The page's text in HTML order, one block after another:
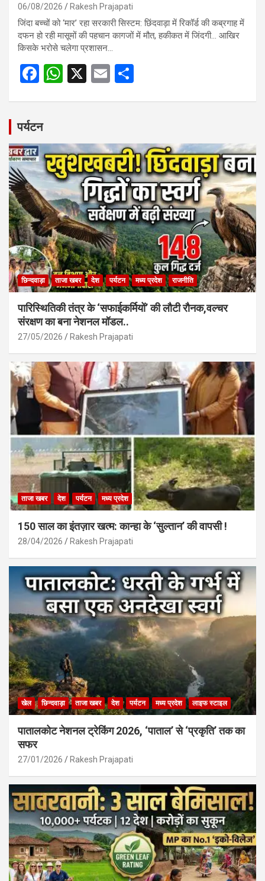
06/08/2026 Rakesh Prajapati
जिंदा बच्चों को ‘मार’ रहा सरकारी सिस्टम: छिंदवाड़ा में रिकॉर्ड की कब्रगाह में
दफन हो रही मासूमों की पहचान कागजों में मौत, हकीकत में जिंदगी… आखिर
किसके भरोसे चलेगा प्रशासन…
F
b
o
o
k
W
A
p
p
X
E
पर्यटन
छिन्दवाड़ा ताजा खबर देश पर्यटन मध्य प्रदेश राजनीति
पारिस्थितिकी तंत्र के ‘सफाईकर्मियों’ की लौटी रौनक,वल्चर
संरक्षण का बना नेशनल मॉडल..
27/05/2026 Rakesh Prajapati
ताजा खबर देश पर्यटन मध्य प्रदेश
150 साल का इंतज़ार खत्म: कान्हा के ‘सुल्तान’ की वापसी !
28/04/2026 Rakesh Prajapati
खेल छिन्दवाड़ा ताजा खबर देश पर्यटन मध्य प्रदेश लाइफ स्टाइल
पातालकोट नेशनल ट्रेकिंग 2026, ‘पाताल’ से ‘प्रकृति’ तक का
सफर
27/01/2026 Rakesh Prajapati